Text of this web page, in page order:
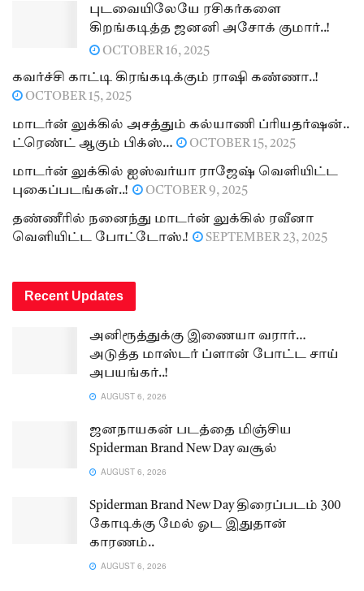
புடவையிலேயே ரசிகர்களை
கிறங்கடித்த ஜனனி அசோக் குமார்..!
OCTOBER 16, 2025
கவர்ச்சி காட்டி கிரங்கடிக்கும் ராஷி கண்ணா..!
OCTOBER 15, 2025
மாடர்ன் லுக்கில் அசத்தும் கல்யாணி ப்ரியதர்ஷன்..
ட்ரெண்ட் ஆகும் பிக்ஸ்…
OCTOBER 15, 2025
மாடர்ன் லுக்கில் ஐஸ்வர்யா ராஜேஷ் வெளியிட்ட
புகைப்படங்கள்..!
OCTOBER 9, 2025
தண்ணீரில் நனைந்து மாடர்ன் லுக்கில் ரவீனா
வெளியிட்ட போட்டோஸ்.!
SEPTEMBER 23, 2025
Recent Updates
அனிரூத்துக்கு இணையா வரார்…
அடுத்த மாஸ்டர் ப்ளான் போட்ட சாய்
அபயங்கர்..!
AUGUST 6, 2026
ஜனநாயகன் படத்தை மிஞ்சிய
Spiderman Brand New Day வசூல்
AUGUST 6, 2026
Spiderman Brand New Day திரைப்படம் 300
கோடிக்கு மேல் ஓட இதுதான்
காரணம்..
AUGUST 6, 2026